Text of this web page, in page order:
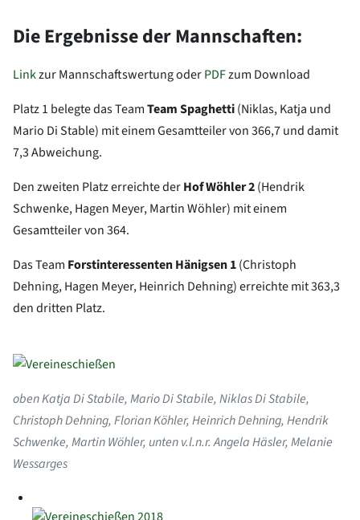
Die Ergebnisse der Mannschaften:
Linkzur Mannschaftswertung oderPDFzum Download
Platz 1 belegte das TeamTeam Spaghetti(Niklas, Katja und
Mario Di Stable) mit einem Gesamtteiler von 366,7 und damit
7,3 Abweichung.
Den zweiten Platz erreichte derHof Wöhler 2(Hendrik
Schwenke, Hagen Meyer, Martin Wöhler) mit einem
Gesamtteiler von 364.
Das Team Forstinteressenten Hänigsen 1(Christoph
Dehning, Hagen Meyer, Heinrich Dehning) erreichte mit 363,3
den dritten Platz.
oben Katja Di Stabile, Mario Di Stabile, Niklas Di Stabile,
Christoph Dehning, Florian Köhler, Heinrich Dehning, Hendrik
Schwenke, Martin Wöhler, unten v.l.n.r. Angela Häsler, Melanie
Wessarges